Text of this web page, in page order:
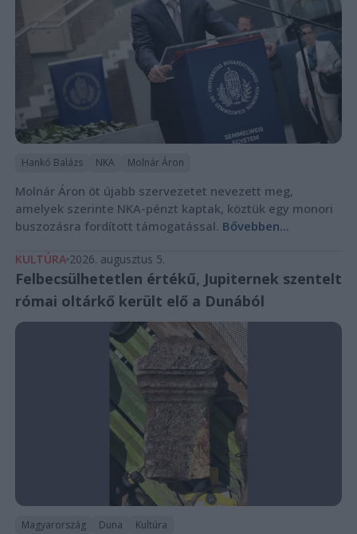
Hankó Balázs NKA Molnár Áron
Molnár Áron öt újabb szervezetet nevezett meg,
amelyek szerinte NKA-pénzt kaptak, köztük egy monori
buszozásra fordított támogatással. Bővebben...
KULTÚRA 2026. augusztus 5.
Felbecsülhetetlen értékű, Jupiternek szentelt
római oltárkő került elő a Dunából
Magyarország Duna Kultúra